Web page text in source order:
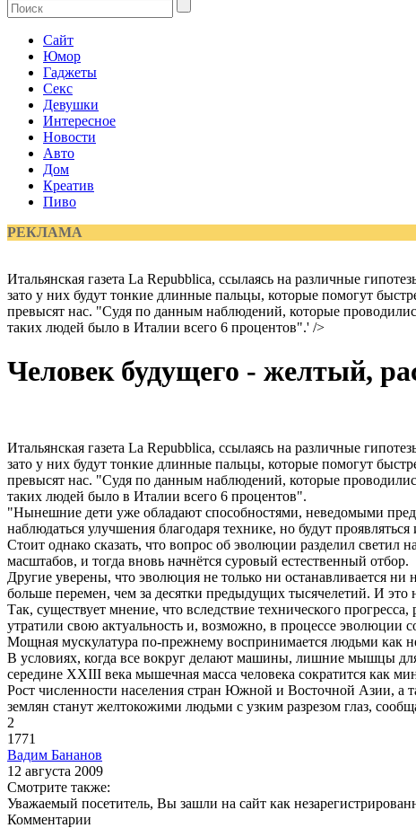
Сайт
Юмор
Гаджеты
Секс
Девушки
Интересное
Новости
Авто
Дом
Креатив
Пиво
РЕКЛАМА
Итальянская газета La Repubblica, ссылаясь на различные
зато у них будут тонкие длинные пальцы, которые помогут
превысят нас. "Судя по данным наблюдений, которые
таких людей было в Италии всего 6 процентов".' />
Человек будущего - желтый,
Итальянская газета La Repubblica, ссылаясь на различные
зато у них будут тонкие длинные пальцы, которые помогут
превысят нас. "Судя по данным наблюдений, которые
таких людей было в Италии всего 6 процентов".
"Нынешние дети уже обладают способностями, неведомыми
наблюдаться улучшения благодаря технике, но будут
Стоит однако сказать, что вопрос об эволюции разделил светил
масштабов, и тогда вновь начнётся суровый естественный отбор.
Другие уверены, что эволюция не только ни останавливается ни
больше перемен, чем за десятки предыдущих тысячелетий. И это
Так, существует мнение, что вследствие технического
утратили свою актуальность и, возможно, в процессе эволюции
Мощная мускулатура по-прежнему воспринимается людьми как
В условиях, когда все вокруг делают машины, лишние мышцы для
середине XXIII века мышечная масса человека сократится как
Рост численности населения стран Южной и Восточной Азии, а
землян станут желтокожими людьми с узким разрезом глаз,
2
1771
Вадим Бананов
12 августа 2009
Смотрите также:
Уважаемый посетитель, Вы зашли на сайт как
Комментарии